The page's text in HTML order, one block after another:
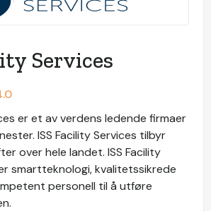
Services
er et av verdens ledende firmaer
ISS Facility Services tilbyr
over hele landet. ISS Facility
smartteknologi, kvalitetssikrede
personell til å utføre